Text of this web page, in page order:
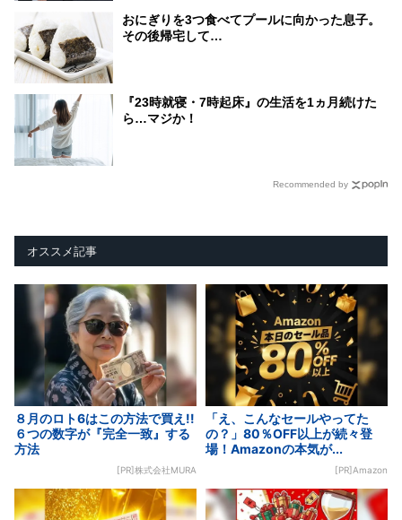
おにぎりを3つ食べてプールに向かった息子。
その後帰宅して…
『23時就寝・7時起床』の生活を1ヵ月続けた
ら…マジか！
Recommended by
オススメ記事
８月のロト6はこの方法で買え!!
６つの数字が『完全一致』する
方法
[PR]株式会社MURA
「え、こんなセールやってた
の？」80％OFF以上が続々登
場！Amazonの本気が...
[PR]Amazon